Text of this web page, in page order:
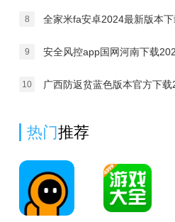
8
9
10
热门推荐